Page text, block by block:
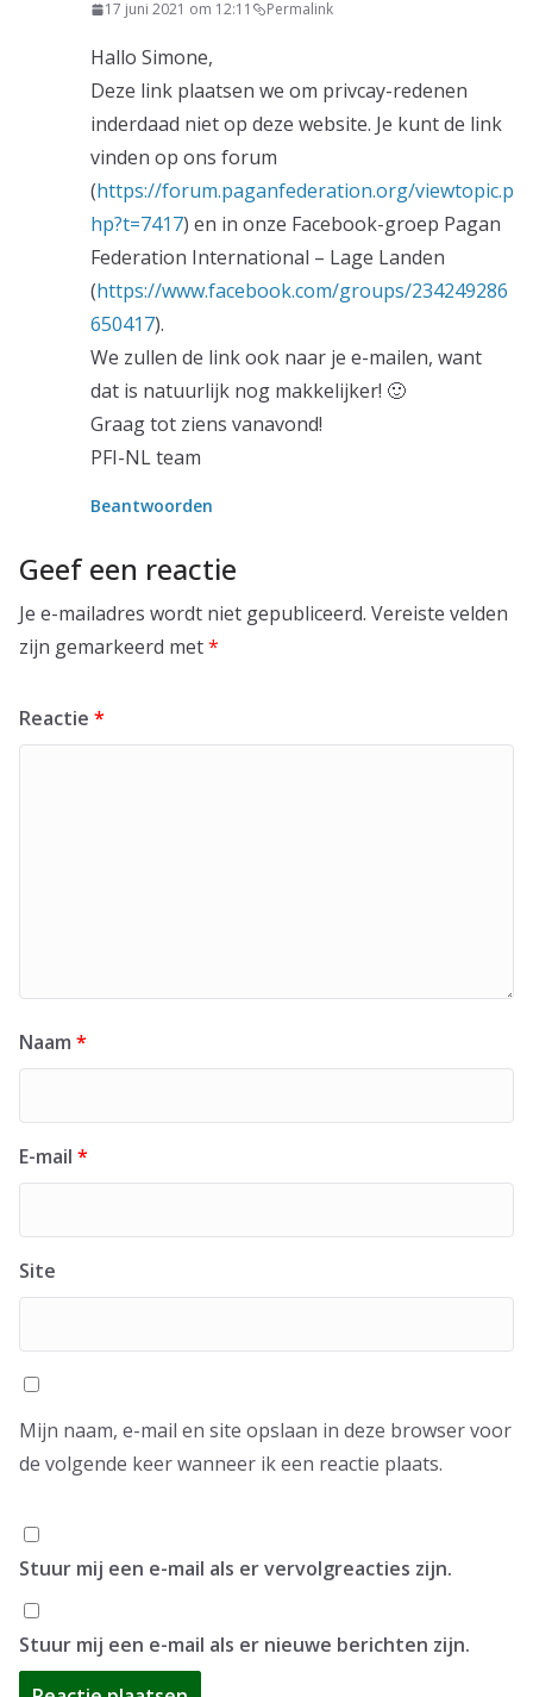
17 juni 2021 om 12:11 Permalink
Hallo Simone,
Deze link plaatsen we om privcay-redenen
inderdaad niet op deze website. Je kunt de link
vinden op ons forum
(https://forum.paganfederation.org/viewtopic.p
hp?t=7417) en in onze Facebook-groep Pagan
Federation International – Lage Landen
(https://www.facebook.com/groups/234249286
650417).
We zullen de link ook naar je e-mailen, want
dat is natuurlijk nog makkelijker! 🙂
Graag tot ziens vanavond!
PFI-NL team
Beantwoorden
Geef een reactie
Je e-mailadres wordt niet gepubliceerd. Vereiste velden
zijn gemarkeerd met*
Reactie *
Naam *
E-mail *
Site
Mijn naam, e-mail en site opslaan in deze browser voor
de volgende keer wanneer ik een reactie plaats.
Stuur mij een e-mail als er vervolgreacties zijn.
Stuur mij een e-mail als er nieuwe berichten zijn.